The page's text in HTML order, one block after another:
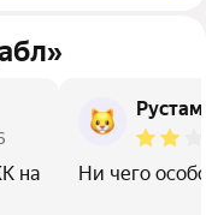
на
Ни чего